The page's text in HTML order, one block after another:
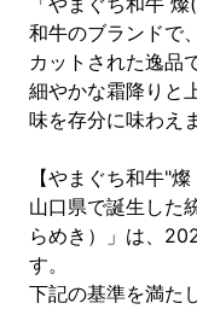
和牛のブランドで
カットされた逸品
細やかな霜降りと
味を存分に味わえ
【やまぐち和牛"
山口県で誕生した
らめき）」は、
す。
下記の基準を満た